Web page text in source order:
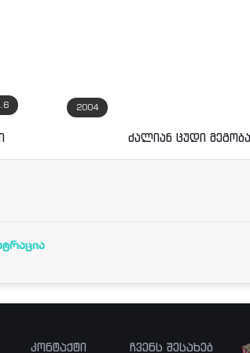
2004
ძალიან ცუდი
კონტაქტი ჩვენს შესახებ